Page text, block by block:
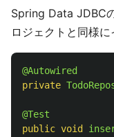
Spring Data JDBC
ロジェクトと同様に
@Autowired
private
@Test
public void